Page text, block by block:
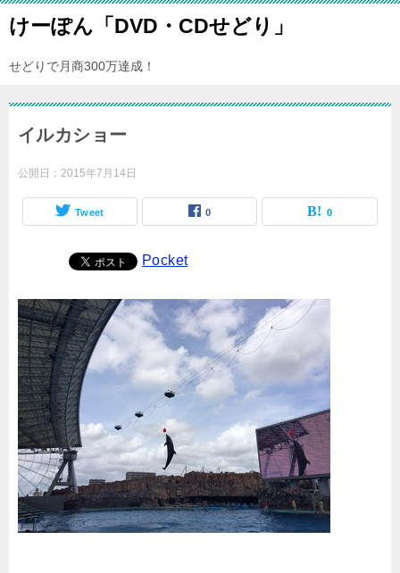
けーぽん「DVD・CDせどり」
せどりで月商300万達成！
イルカショー
公開日： 2015年7月14日
Tweet 0 0
Pocket